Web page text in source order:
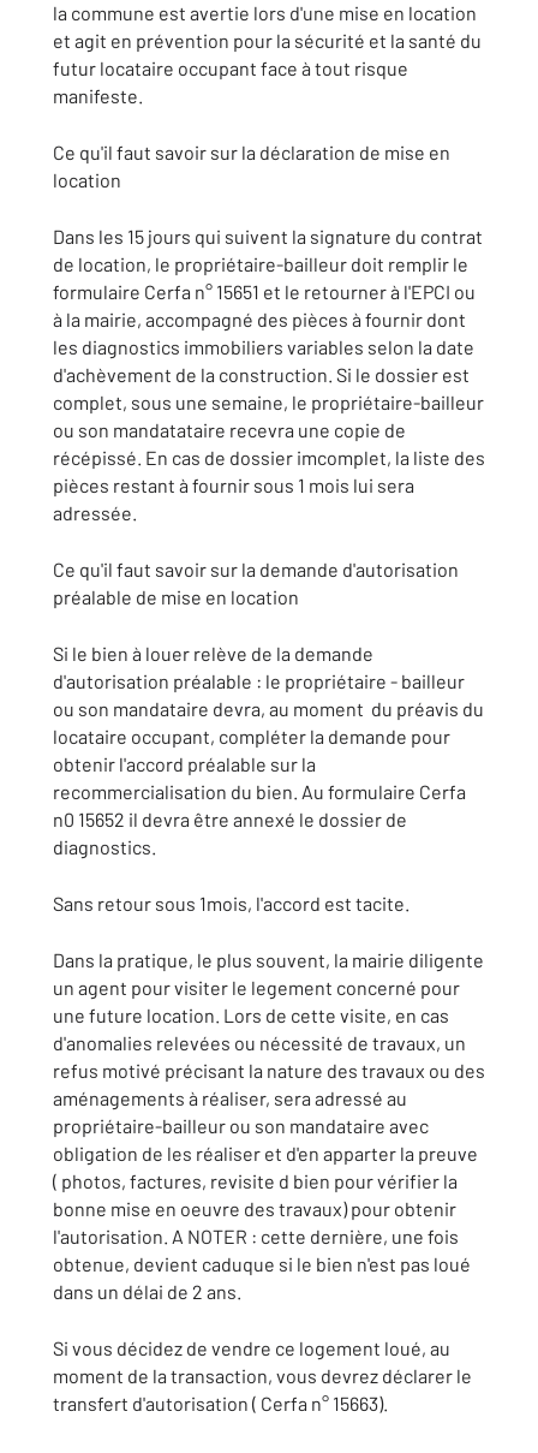
la commune est avertie lors d'une mise en location
et agit en prévention pour la sécurité et la santé du
futur locataire occupant face à tout risque
manifeste.
Ce qu'il faut savoir sur la déclaration de mise en
location
Dans les 15 jours qui suivent la signature du contrat
de location, le propriétaire-bailleur doit remplir le
formulaire Cerfa n° 15651 et le retourner à l'EPCI ou
à la mairie, accompagné des pièces à fournir dont
les diagnostics immobiliers variables selon la date
d'achèvement de la construction. Si le dossier est
complet, sous une semaine, le propriétaire-bailleur
ou son mandatataire recevra une copie de
récépissé. En cas de dossier imcomplet, la liste des
pièces restant à fournir sous 1 mois lui sera
adressée.
Ce qu'il faut savoir sur la demande d'autorisation
préalable de mise en location
Si le bien à louer relève de la demande
d'autorisation préalable : le propriétaire - bailleur
ou son mandataire devra, au moment du préavis du
locataire occupant, compléter la demande pour
obtenir l'accord préalable sur la
recommercialisation du bien. Au formulaire Cerfa
n0 15652 il devra être annexé le dossier de
diagnostics.
Sans retour sous 1mois, l'accord est tacite.
Dans la pratique, le plus souvent, la mairie diligente
un agent pour visiter le legement concerné pour
une future location. Lors de cette visite, en cas
d'anomalies relevées ou nécessité de travaux, un
refus motivé précisant la nature des travaux ou des
aménagements à réaliser, sera adressé au
propriétaire-bailleur ou son mandataire avec
obligation de les réaliser et d'en apparter la preuve
( photos, factures, revisite d bien pour vérifier la
bonne mise en oeuvre des travaux) pour obtenir
l'autorisation. A NOTER : cette dernière, une fois
obtenue, devient caduque si le bien n'est pas loué
dans un délai de 2 ans.
Si vous décidez de vendre ce logement loué, au
moment de la transaction, vous devrez déclarer le
transfert d'autorisation ( Cerfa n° 15663).